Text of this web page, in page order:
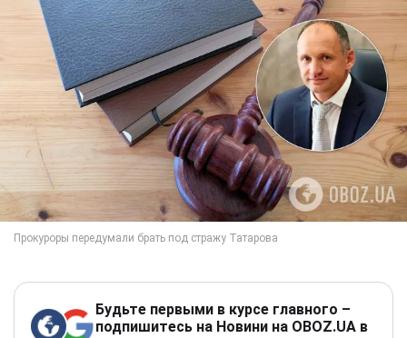
Будьте первыми в курсе главного –
подпишитесь на Новини на OBOZ.UA в